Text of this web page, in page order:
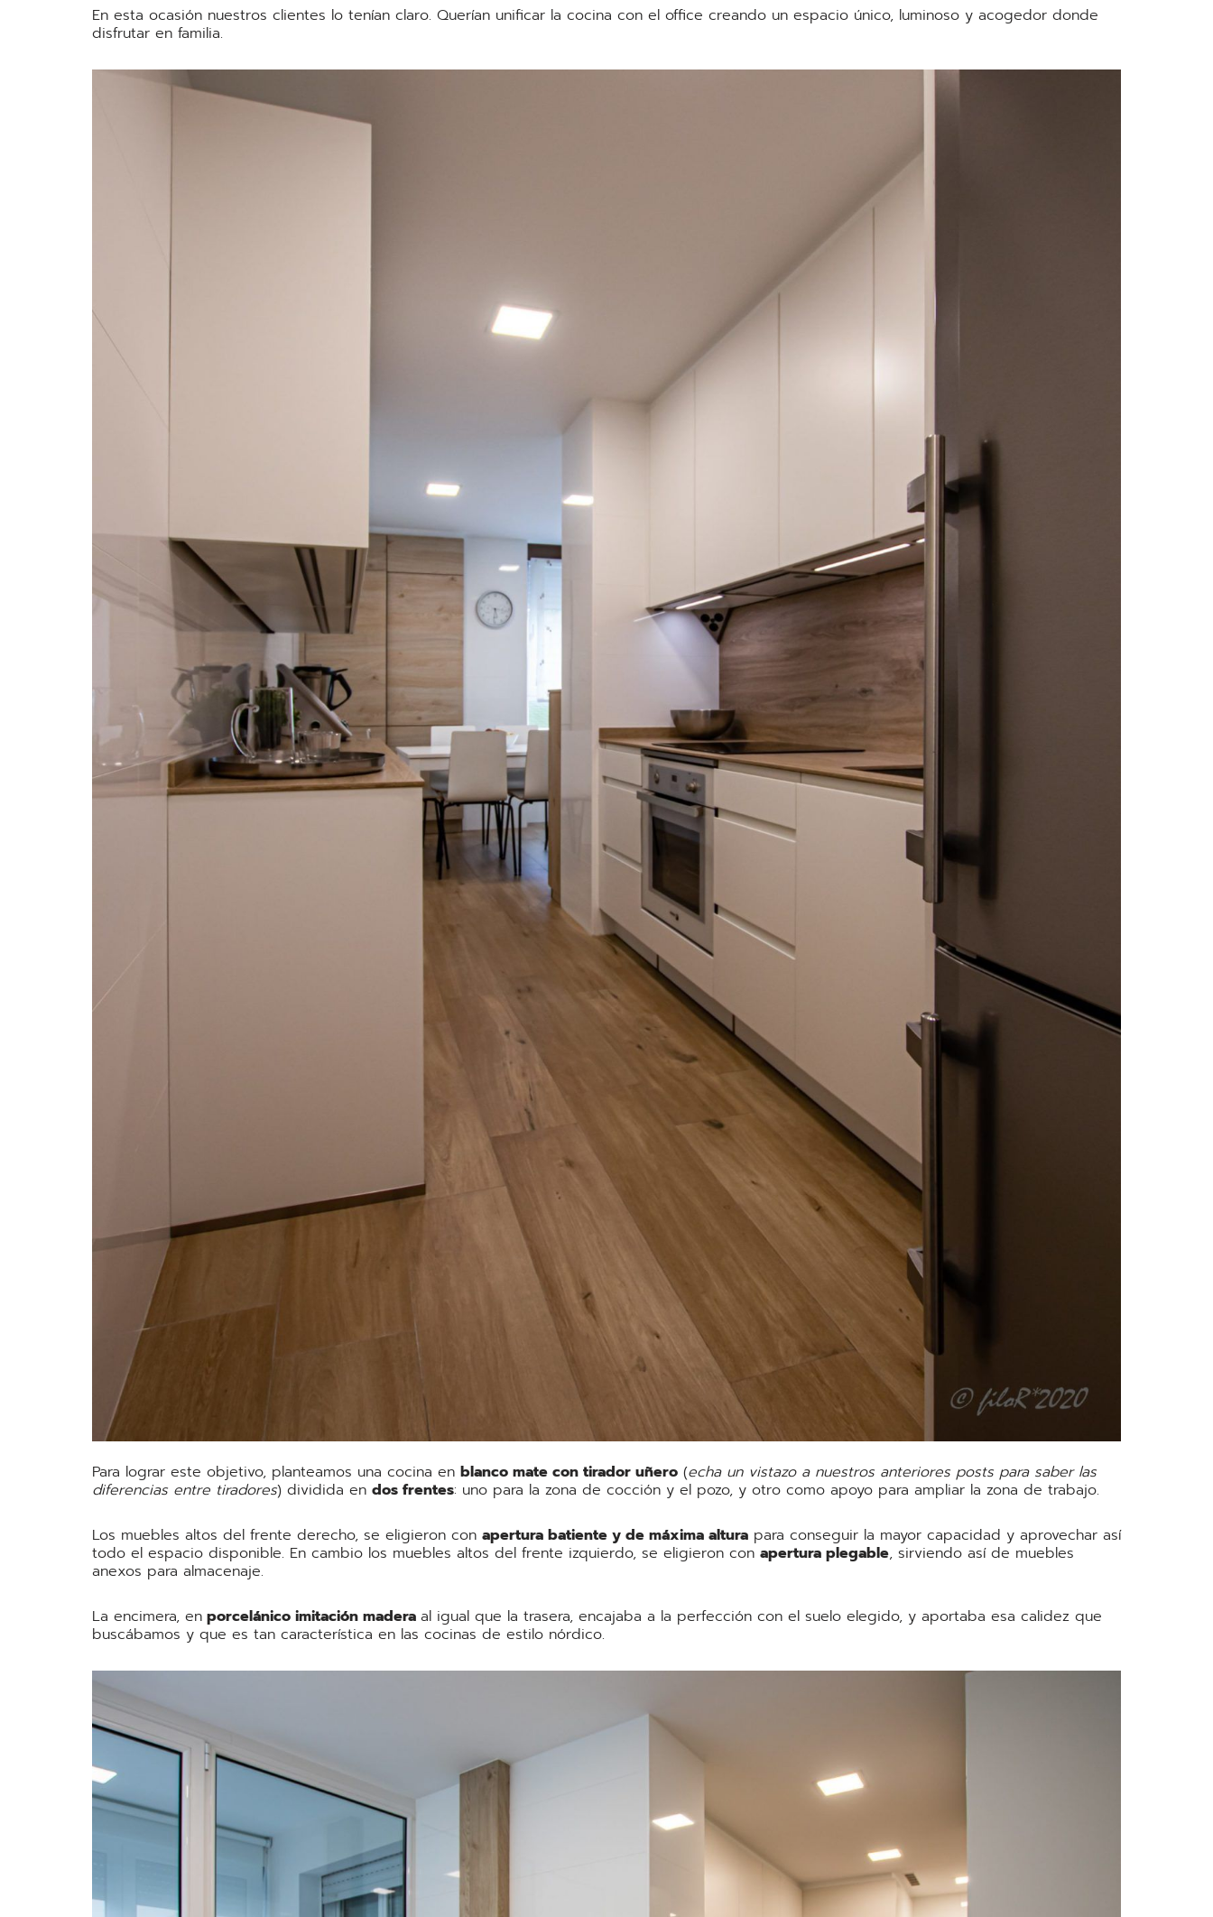
En esta ocasión nuestros clientes lo tenían claro. Querían unificar la cocina con el office creando un espacio único, luminoso y acogedor donde
disfrutar en familia.
Para lograr este objetivo, planteamos una cocina en blanco mate con tirador uñero (echa un vistazo a nuestros anteriores posts para saber las
diferencias entre tiradores) dividida en dos frentes: uno para la zona de cocción y el pozo, y otro como apoyo para ampliar la zona de trabajo.
Los muebles altos del frente derecho, se eligieron con apertura batiente y de máxima altura para conseguir la mayor capacidad y aprovechar así
todo el espacio disponible. En cambio los muebles altos del frente izquierdo, se eligieron con apertura plegable, sirviendo así de muebles
anexos para almacenaje.
La encimera, en porcelánico imitación madera al igual que la trasera, encajaba a la perfección con el suelo elegido, y aportaba esa calidez que
buscábamos y que es tan característica en las cocinas de estilo nórdico.